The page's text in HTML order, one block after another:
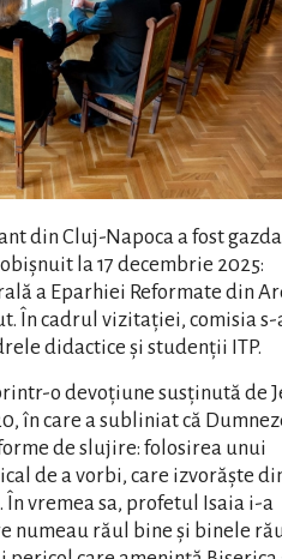
din Cluj-Napoca a fost gazda
la 17 decembrie 2025:
a Eparhiei Reformate din
În cadrul vizitației, comisia s-
didactice și studenții ITP.
o devoțiune susținută de
în care a subliniat că
de slujire: folosirea unui
de a vorbi, care izvorăște
vremea sa, profetul Isaia i-a
numeau răul bine și binele